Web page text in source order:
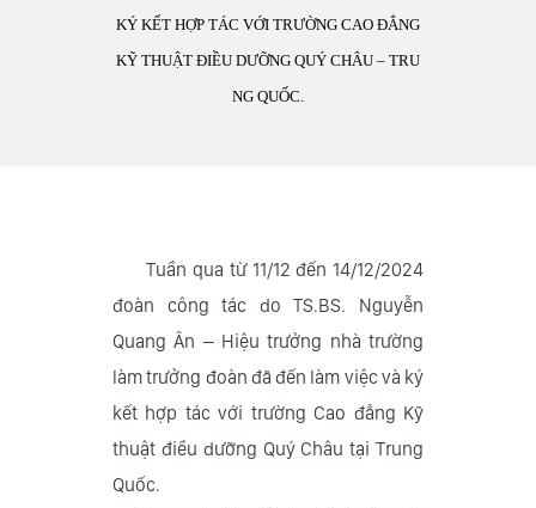
KÝ KẾT HỢP TÁC VỚI TRƯỜNG CAO ĐẲNG
KỸ THUẬT ĐIỀU DƯỠNG QUÝ CHÂU – TRU
NG QUỐC.
Tuần qua từ 11/12 đến 14/12/2024
đoàn công tác do TS.BS. Nguyễn
Quang Ân – Hiệu trưởng nhà trường
làm trưởng đoàn đã đến làm việc và ký
kết hợp tác với trường Cao đẳng Kỹ
thuật điều dưỡng Quý Châu tại Trung
Quốc.